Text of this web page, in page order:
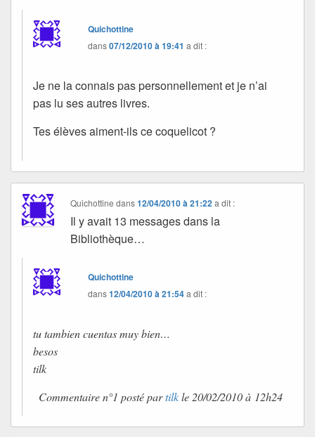
Quichottine
dans07/12/2010 à 19:41 a dit :
Je ne la connais pas personnellement et je n’ai
pas lu ses autres livres.
Tes élèves aiment-ils ce coquelicot ?
Quichottine dans12/04/2010 à 21:22 a dit :
Il y avait 13 messages dans la
Bibliothèque…
Quichottine
dans12/04/2010 à 21:54a dit :
tu tambien cuentas muy bien…
besos
tilk
Commentaire n°1 posté partilkle 20/02/2010 à 12h24